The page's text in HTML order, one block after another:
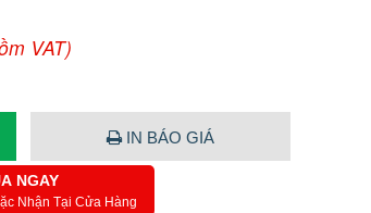
VAT)
IN BÁO GIÁ
NGAY
Nhận Tại Cửa Hàng